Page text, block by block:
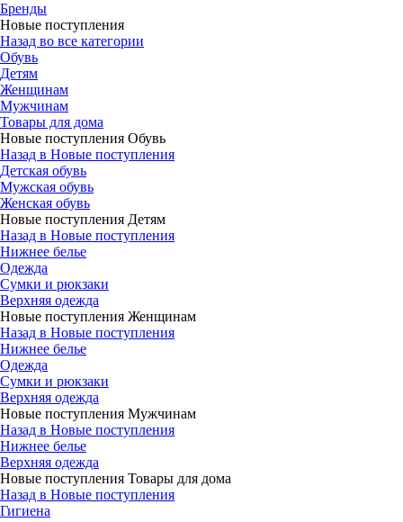
Бренды
Новые поступления
Назад во все категории
Обувь
Детям
Женщинам
Мужчинам
Товары для дома
Новые поступления Обувь
Назад в Новые поступления
Детская обувь
Мужская обувь
Женская обувь
Новые поступления Детям
Назад в Новые поступления
Нижнее белье
Одежда
Сумки и рюкзаки
Верхняя одежда
Новые поступления Женщинам
Назад в Новые поступления
Нижнее белье
Одежда
Сумки и рюкзаки
Верхняя одежда
Новые поступления Мужчинам
Назад в Новые поступления
Нижнее белье
Верхняя одежда
Новые поступления Товары для дома
Назад в Новые поступления
Гигиена